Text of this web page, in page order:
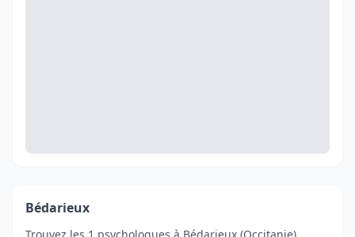
Bédarieux